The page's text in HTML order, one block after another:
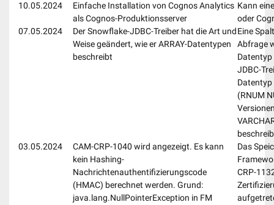
10.05.2024
Einfache Installation von Cognos Analytics
als Cognos-Produktionsserver
Kann
oder
07.05.2024
Der Snowflake-JDBC-Treiber hat die Art und
Weise geändert, wie er ARRAY-Datentypen
beschreibt
Eine
Abfrage
Datentyp
JDBC-
Datentyp
(RNUM
03.05.2024
CAM-CRP-1040 wird angezeigt. Es kann
kein Hashing-
Nachrichtenauthentifizierungscode
(HMAC) berechnet werden. Grund:
java.lang.NullPointerException in FM
Das
CRP-